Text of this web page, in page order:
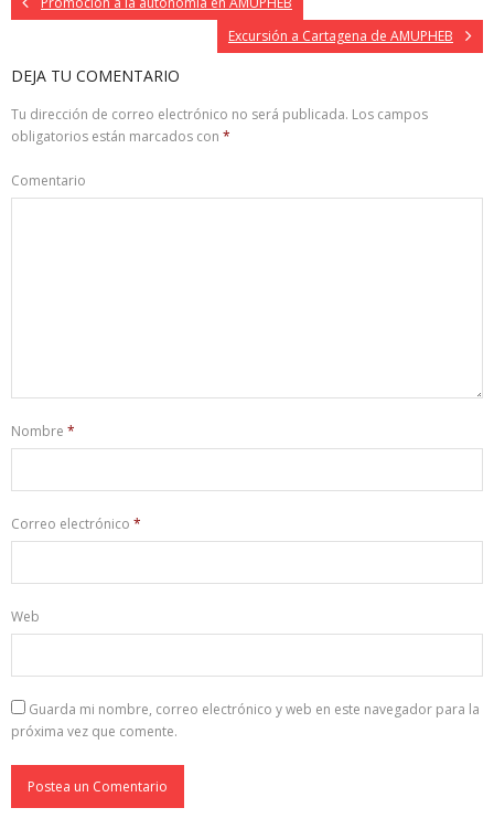
Excursión a Cartagena de AMUPHEB
DEJA TU COMENTARIO
Tu dirección de correo electrónico no será publicada. Los campos
obligatorios están marcados con *
Comentario
Nombre *
Correo electrónico *
Web
Guarda mi nombre, correo electrónico y web en este navegador para la
próxima vez que comente.